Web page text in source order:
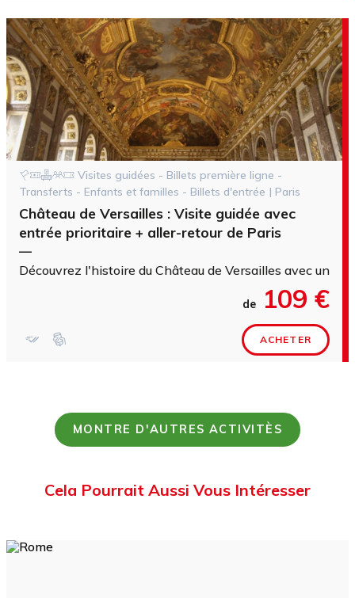
Visites guidées - Billets première ligne -
Transferts - Enfants et familles - Billets d'entrée | Paris
Château de Versailles : Visite guidée avec
entrée prioritaire + aller-retour de Paris
—
Découvrez l'histoire du Château de Versailles avec un
de 109 €
ACHETER
MONTRE D'AUTRES ACTIVITÈS
Cela Pourrait Aussi Vous Intéresser